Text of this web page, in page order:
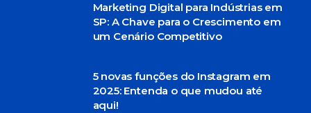
Marketing Digital para Indústrias em
SP: A Chave para o Crescimento em
um Cenário Competitivo
5 novas funções do Instagram em
2025: Entenda o que mudou até
aqui!